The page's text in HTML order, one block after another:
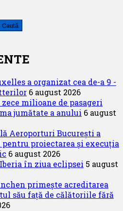
a organizat cea de-a 9 -
6 august 2026
milioane de pasageri
jumătate a anului 6 august
Aeroporturi București a
proiectarea și execuția
6 august 2026
în ziua eclipsei 5 august
primește acreditarea
său față de călătoriile fără